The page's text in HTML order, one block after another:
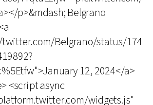
p>&mdash; Belgrano
Belgrano/status/174
12, 2024</a>
<script async
widgets.js"